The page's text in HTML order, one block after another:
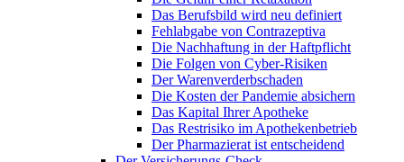
Das Berufsbild wird neu definiert
Fehlabgabe von Contrazeptiva
Die Nachhaftung in der Haftpflicht
Die Folgen von Cyber-Risiken
Der Warenverderbschaden
Die Kosten der Pandemie absichern
Das Kapital Ihrer Apotheke
Das Restrisiko im Apothekenbetrieb
Der Pharmazierat ist entscheidend